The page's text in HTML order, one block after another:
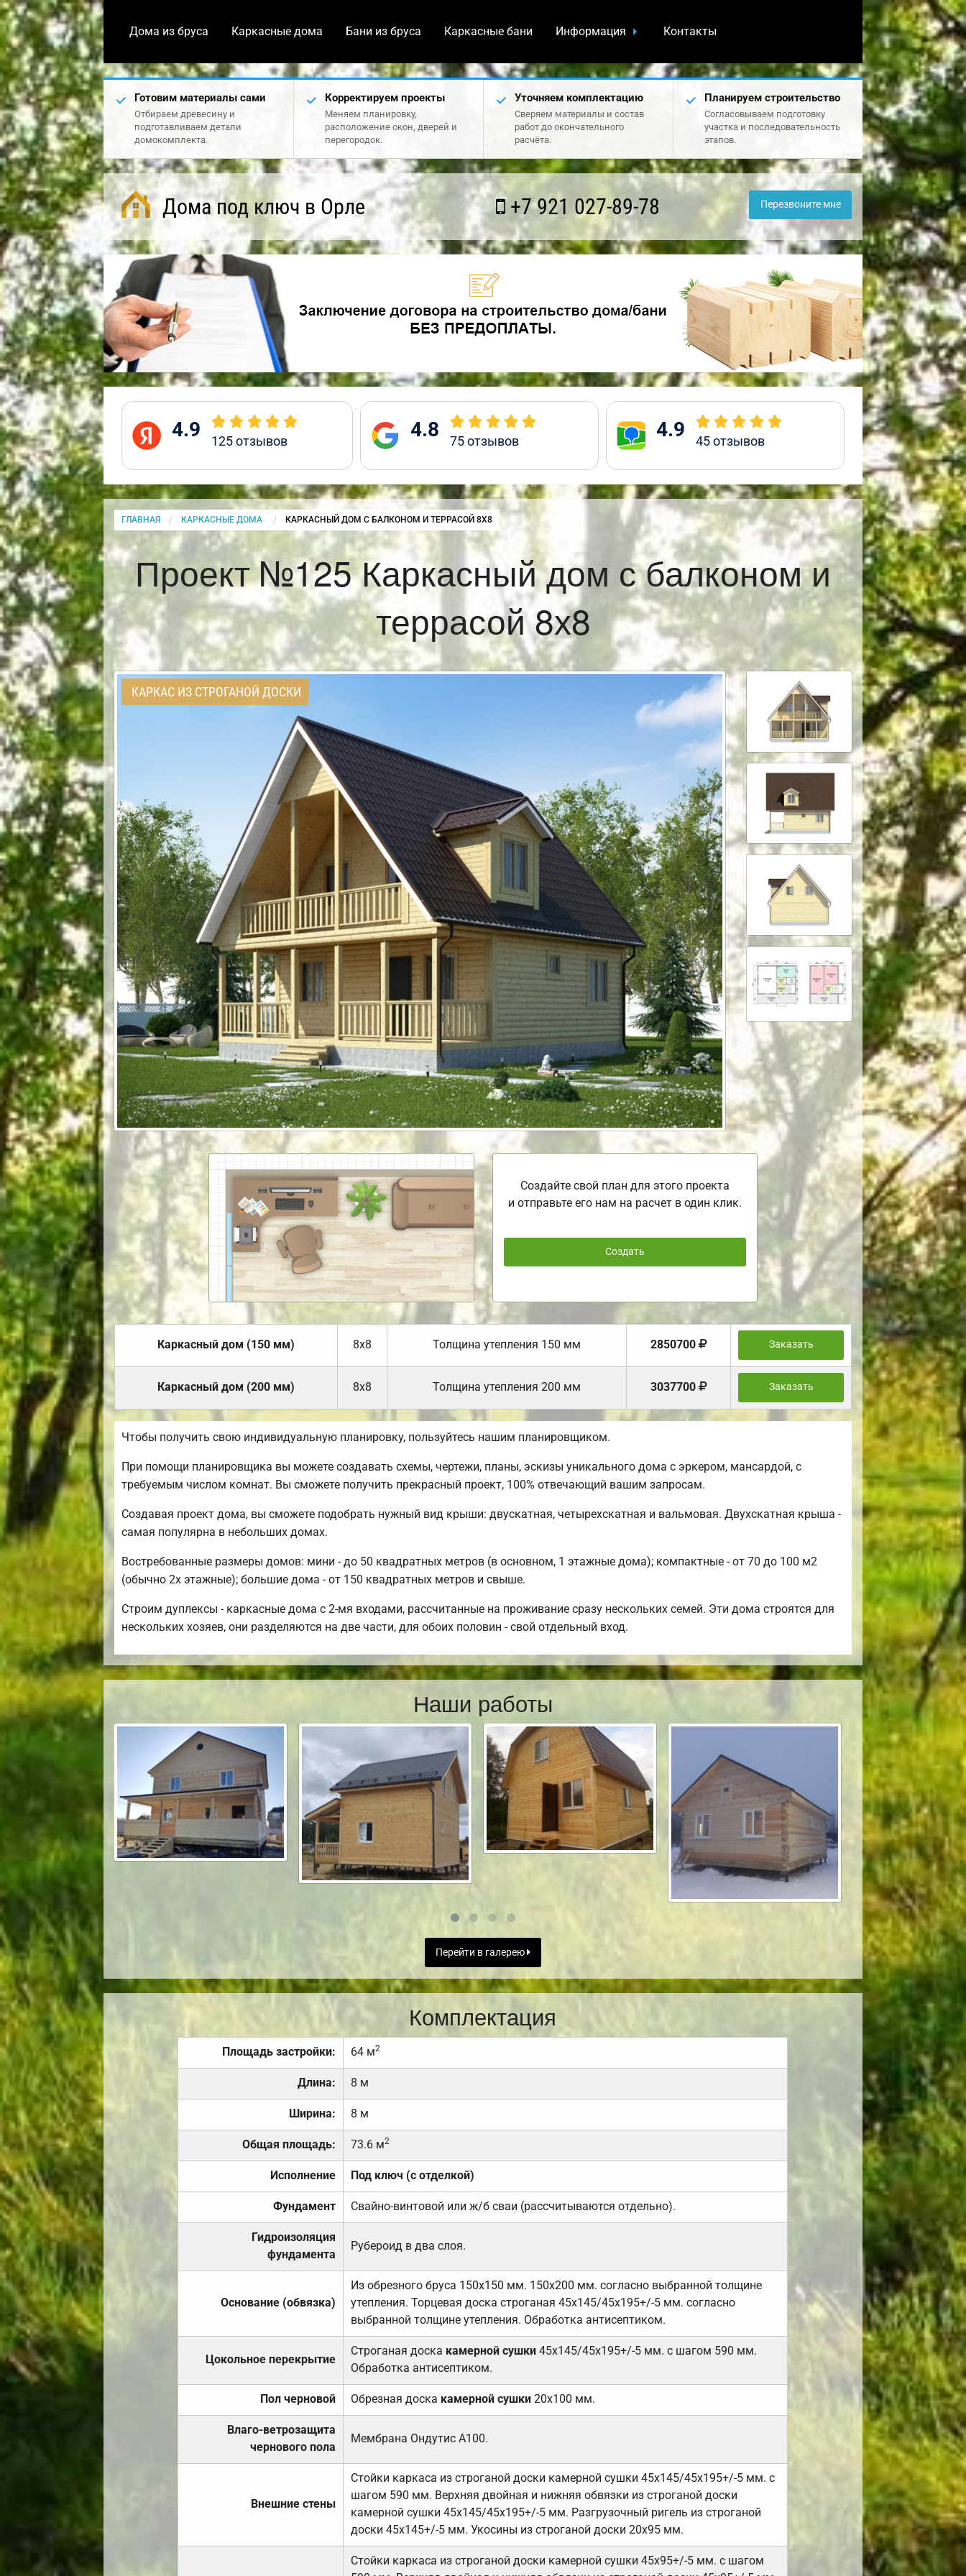
Дома из бруса Каркасные дома Бани из бруса Каркасные бани Информация Контакты
Готовим материалы сами
Отбираем древесину и
подготавливаем детали
домокомплекта.
Корректируем проекты
Меняем планировку,
расположение окон, дверей и
перегородок.
Уточняем комплектацию
Сверяем материалы и состав
работ до окончательного
расчёта.
Планируем строительство
Согласовываем подготовку
участка и последовательность
этапов.
Дома под ключ в Орле +7 921 027-89-78 Перезвоните мне
4.9 125отзывов 4.8 75отзывов 4.9 45отзывов
ГЛАВНАЯ КАРКАСНЫЕ ДОМА CURRENT:
КАРКАСНЫЙ ДОМ С БАЛКОНОМ И ТЕРРАСОЙ 8Х8
Проект №125 Каркасный дом с балконом и
террасой 8х8
КАРКАС ИЗ СТРОГАНОЙ ДОСКИ
Создайте свой план для этого проекта
и отправьте его нам на расчет в один клик.
Создать
Каркасный дом (150 мм) 8х8 Толщина утепления 150 мм 2850700 Заказать
Каркасный дом (200 мм) 8х8 Толщина утепления 200 мм 3037700 Заказать
Чтобы получить свою индивидуальную планировку, пользуйтесь нашим планировщиком.
При помощи планировщика вы можете создавать схемы, чертежи, планы, эскизы уникального дома с эркером, мансардой, с
требуемым числом комнат. Вы сможете получить прекрасный проект, 100% отвечающий вашим запросам.
Создавая проект дома, вы сможете подобрать нужный вид крыши: двускатная, четырехскатная и вальмовая. Двухскатная крыша -
самая популярна в небольших домах.
Востребованные размеры домов: мини - до 50 квадратных метров (в основном, 1 этажные дома); компактные - от 70 до 100 м2
(обычно 2х этажные); большие дома - от 150 квадратных метров и свыше.
Строим дуплексы - каркасные дома с 2-мя входами, рассчитанные на проживание сразу нескольких семей. Эти дома строятся для
нескольких хозяев, они разделяются на две части, для обоих половин - свой отдельный вход.
Наши работы
Перейти в галерею
Комплектация
Площадь застройки: 64 м2
Длина: 8 м
Ширина: 8 м
Общая площадь: 73.6 м2
Исполнение Под ключ (с отделкой)
Фундамент Свайно-винтовой или ж/б сваи (рассчитываются отдельно).
Гидроизоляция
фундамента
Рубероид в два слоя.
Основание (обвязка)
Из обрезного бруса 150х150 мм. 150х200 мм. согласно выбранной толщине
утепления. Торцевая доска строганая 45х145/45х195+/-5 мм. согласно
выбранной толщине утепления. Обработка антисептиком.
Цокольное перекрытие
Строганая доска камерной сушки 45х145/45х195+/-5 мм. с шагом 590 мм.
Обработка антисептиком.
Пол черновой Обрезная доска камерной сушки20х100 мм.
Влаго-ветрозащита
чернового пола
Мембрана Ондутис А100.
Внешние стены
Стойки каркаса из строганой доски камерной сушки 45х145/45х195+/-5 мм. с
шагом 590 мм. Верхняя двойная и нижняя обвязки из строганой доски
камерной сушки 45х145/45х195+/-5 мм. Разгрузочный ригель из строганой
доски 45х145+/-5 мм. Укосины из строганой доски 20х95 мм.
Стойки каркаса из строганой доски камерной сушки 45х95+/-5 мм. с шагом